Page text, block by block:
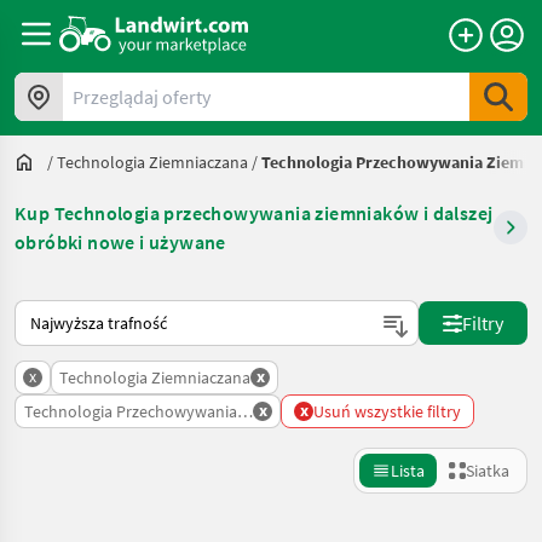
Przeglądaj oferty
/Technologia Ziemniaczana /Technologia Przechowywania
Kup Technologia przechowywania ziemniaków i dalszej
obróbki nowe i używane
Tak sortuje się na Landwirt.com
Filtry
x Technologia Ziemniaczana x
Technologia Przechowywania Ziemniakow I Dalszej Obrobki
x x Usuń wszystkie filtry
Lista Siatka